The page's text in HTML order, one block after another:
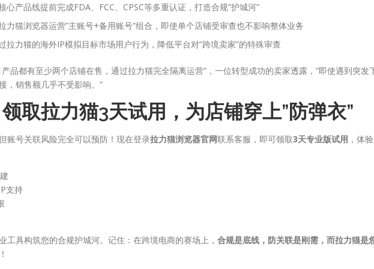
心产品线提前完成FDA、FCC、CPSC等多重认证，打造合规”护城河”
力猫浏览器运营”主账号+备用账号”组合，即使单个店铺受审查也不影响整体业务
拉力猫的海外IP模拟目标市场用户行为，降低平台对”跨境卖家”的特殊审查
品都有至少两个店铺在售，通过拉力猫完全隔离运营”，一位转型成功的卖家透露，”即使遇到突发
，销售额几乎不受影响。”
取拉力猫3天试用，为店铺穿上”防弹衣”
账号关联风险完全可以预防！现在登录拉力猫浏览器官网联系客服，即可领取3天专业版试用 ，体验
支持
工具构筑您的合规护城河。记住：在跨境电商的赛场上， 合规是底线，防关联是刚需，而拉力猫是
！